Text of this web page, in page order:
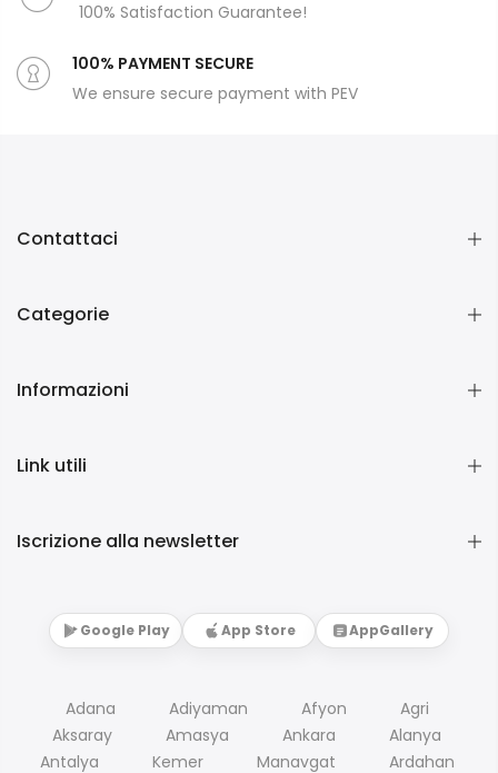
100% Satisfaction Guarantee!
100% PAYMENT SECURE
We ensure secure payment with PEV
Contattaci
Categorie
Informazioni
Link utili
Iscrizione alla newsletter
Google Play App Store AppGallery
Adana Adiyaman Afyon
Agri
Aksaray
Amasya Ankara
Alanya
Antalya
Kemer Manavgat Ardahan